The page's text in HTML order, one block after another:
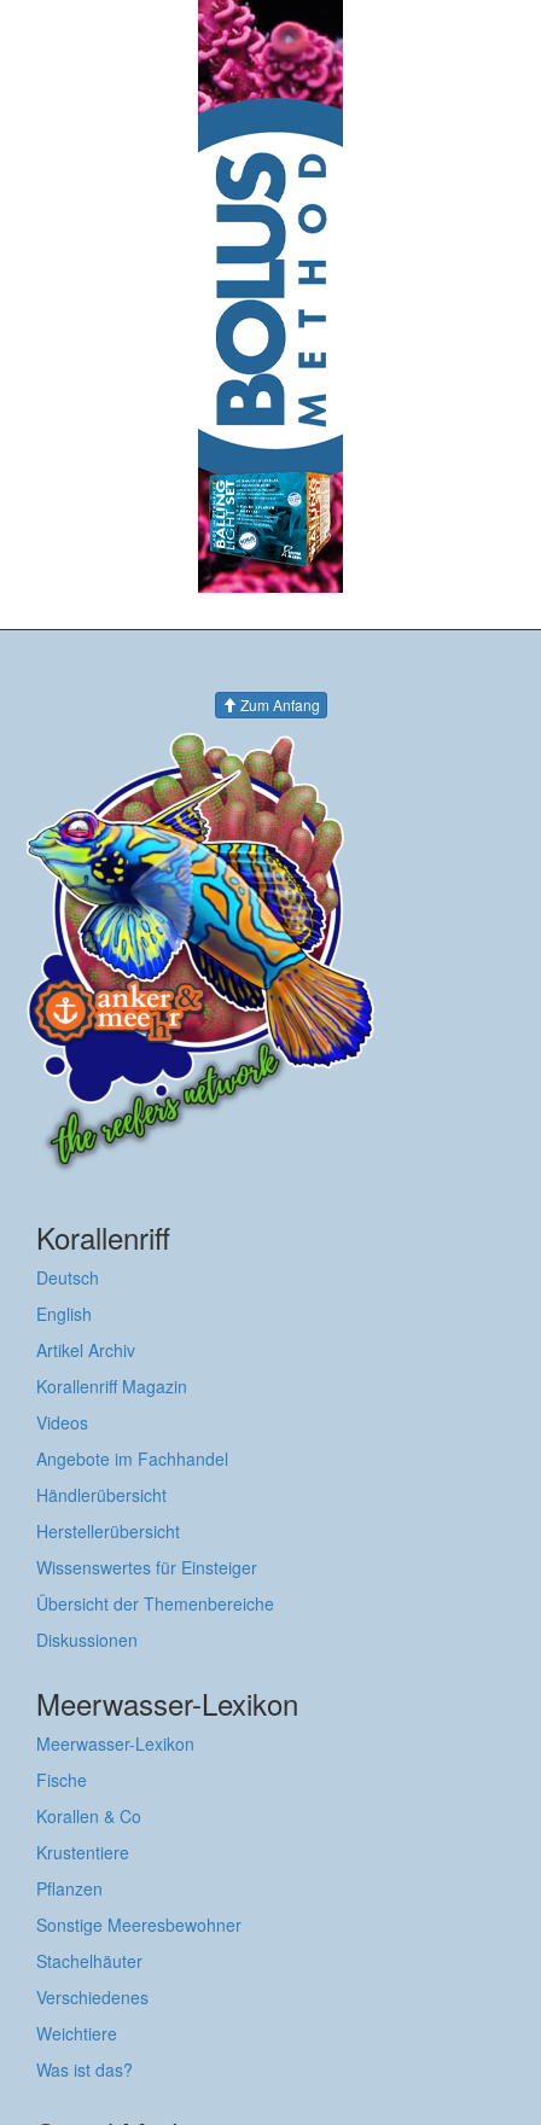
Zum Anfang
Korallenriff
Deutsch
English
Artikel Archiv
Korallenriff Magazin
Videos
Angebote im Fachhandel
Händlerübersicht
Herstellerübersicht
Wissenswertes für Einsteiger
Übersicht der Themenbereiche
Diskussionen
Meerwasser-Lexikon
Meerwasser-Lexikon
Fische
Korallen & Co
Krustentiere
Pflanzen
Sonstige Meeresbewohner
Stachelhäuter
Verschiedenes
Weichtiere
Was ist das?